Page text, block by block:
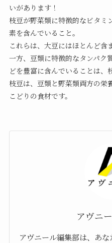
いがあります！
枝豆が野菜類に特徴的なビタミ
素を含んでいること。
これらは、大豆にはほとんど含
一方、豆類に特徴的なタンパク
どを豊富に含んでいることは、
枝豆は、豆類と野菜類両方の栄
こどりの食材です。
アヴニ
アヴニール編集部は、あ